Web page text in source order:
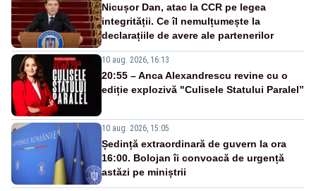
Nicușor Dan, atac la CCR pe legea
integrității. Ce îl nemulțumește la
declarațiile de avere ale partenerilor
10 aug. 2026, 16:13
20:55 – Anca Alexandrescu revine cu o
ediție explozivă "Culisele Statului Paralel”
10 aug. 2026, 15:05
Ședință extraordinară de guvern la ora
16:00. Bolojan îi convoacă de urgență
astăzi pe miniștrii